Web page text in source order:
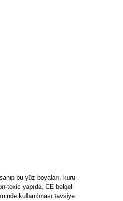
bu yüz boyaları, kuru
toxic yapıda, CE belgeli
kullanılması tavsiye